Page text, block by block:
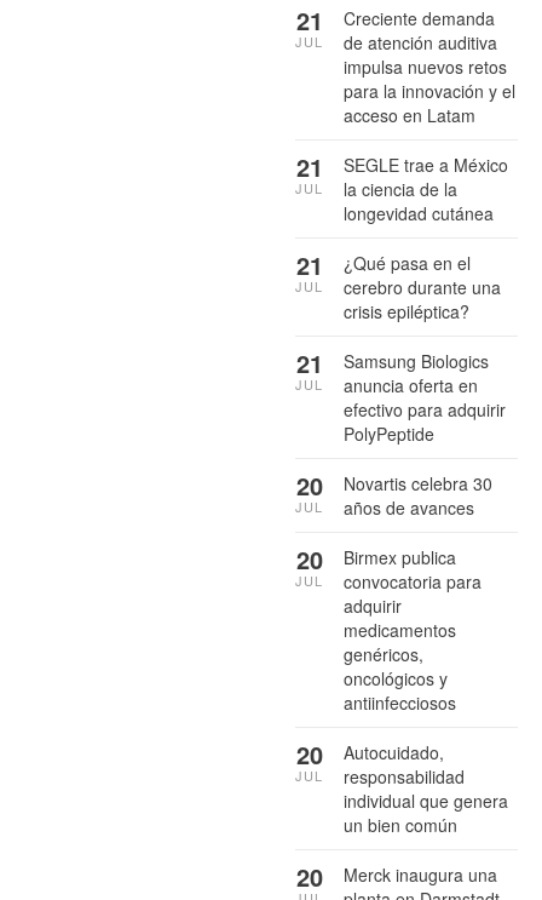
Creciente demanda
de atención auditiva
impulsa nuevos retos
para la innovación y el
acceso en Latam
21
JUL
SEGLE trae a México
la ciencia de la
longevidad cutánea
21
JUL
¿Qué pasa en el
cerebro durante una
crisis epiléptica?
21
JUL
Samsung Biologics
anuncia oferta en
efectivo para adquirir
PolyPeptide
21
JUL
Novartis celebra 30
años de avances
20
JUL
Birmex publica
convocatoria para
adquirir
medicamentos
genéricos,
oncológicos y
antiinfecciosos
20
JUL
Autocuidado,
responsabilidad
individual que genera
un bien común
20
JUL
Merck inaugura una
20